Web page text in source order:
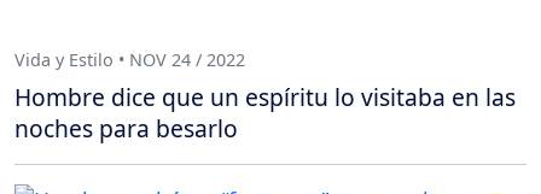
Vida y Estilo • NOV 24 / 2022
Hombre dice que un espíritu lo visitaba en las
noches para besarlo